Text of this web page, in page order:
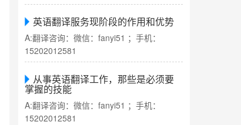
英语翻译服务现阶段的作用和优势
A:翻译咨询：微信：fanyi51 ；手机：
15202012581
从事英语翻译工作，那些是必须要
掌握的技能
A:翻译咨询：微信：fanyi51 ；手机：
15202012581